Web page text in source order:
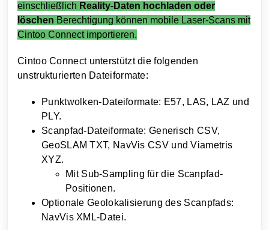
einschließlich Reality-Daten hochladen oder
löschen Berechtigung können mobile Laser-Scans mit
Cintoo Connect importieren.
Cintoo Connect unterstützt die folgenden
unstrukturierten Dateiformate:
Punktwolken-Dateiformate: E57, LAS, LAZ und
PLY.
Scanpfad-Dateiformate: Generisch CSV,
GeoSLAMTXT, NavVisCSVund Viametris
XYZ.
Mit Sub-Sampling für die Scanpfad-
Positionen.
Optionale Geolokalisierung des Scanpfads:
NavVis XML-Datei.